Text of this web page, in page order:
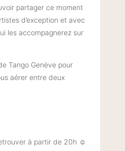
partager ce moment
d’exception et avec
les accompagnerez sur
Tango Genève pour
aérer entre deux
à partir de 20h ☺️